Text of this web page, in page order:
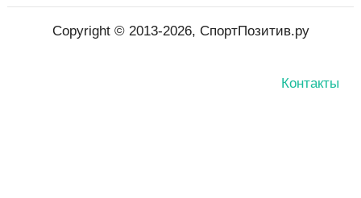
Copyright © 2013-2026, СпортПозитив.ру
Контакты